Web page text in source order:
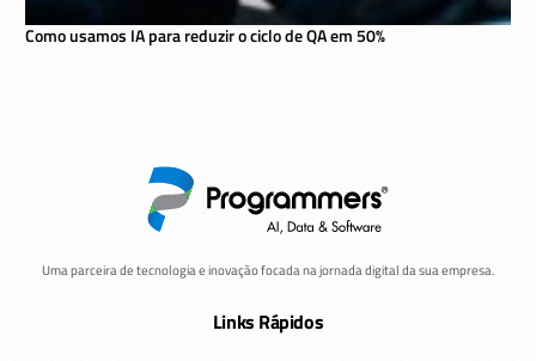
Como usamos IA para reduzir o ciclo de QA em 50%
Uma parceira de tecnologia e inovação focada na jornada digital da sua empresa.
Links Rápidos